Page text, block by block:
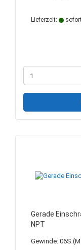
Lieferzeit:
Gerade
NPT
Gewinde: 06S